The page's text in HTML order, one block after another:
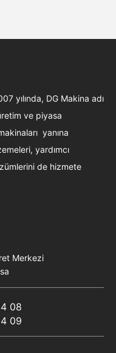
yılında, DG Makina adı
ve piyasa
yanına
yardımcı
de hizmete
Merkezi
08
09